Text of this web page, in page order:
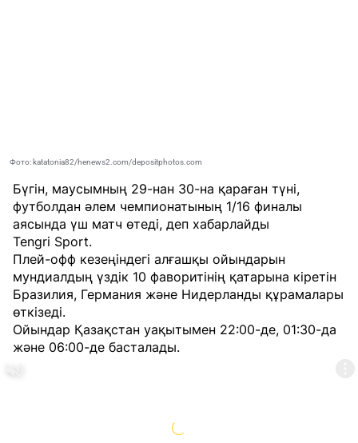
Фото: katatonia82/henews2.com/depositphotos.com
Бүгін, маусымның 29-нан 30-на қараған түні,
футболдан әлем чемпионатының 1/16 финалы
аясында үш матч өтеді, деп хабарлайды
Tengri Sport.
Плей-офф кезеңіндегі алғашқы ойындарын
мундиалдың үздік 10 фаворитінің қатарына кіретін
Бразилия, Германия және Нидерланды құрамалары
өткізеді.
Ойындар Қазақстан уақытымен 22:00-де, 01:30-да
және 06:00-де басталады.